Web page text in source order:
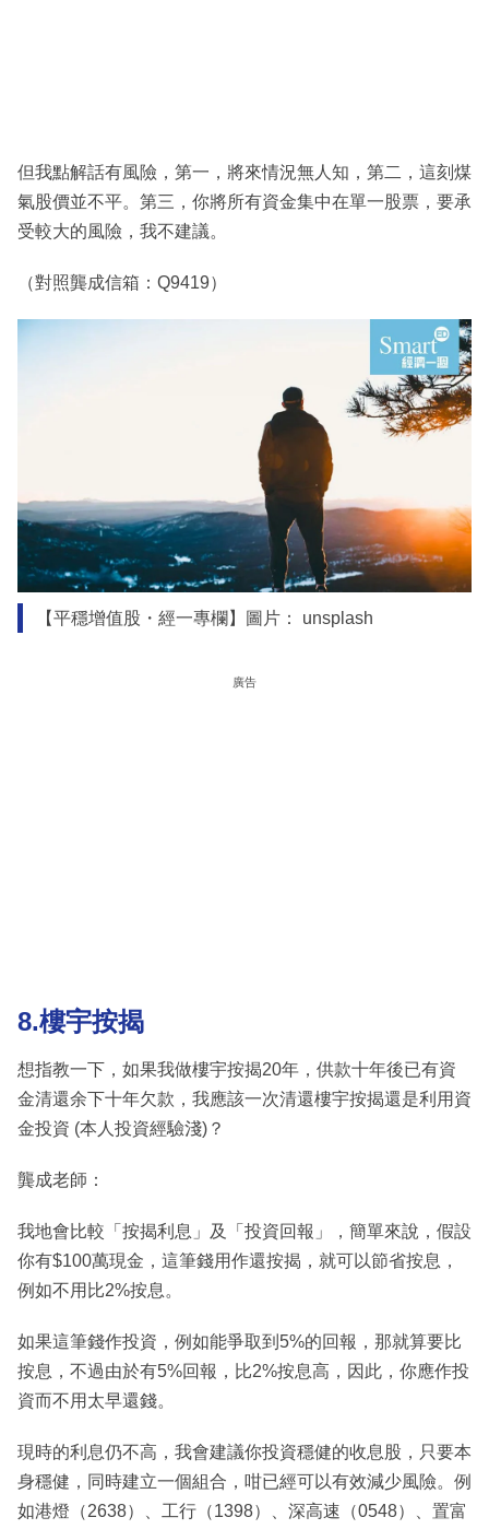
但我點解話有風險，第一，將來情況無人知，第二，這刻煤
氣股價並不平。第三，你將所有資金集中在單一股票，要承
受較大的風險，我不建議。
（對照龔成信箱：Q9419）
【平穩增值股・經一專欄】圖片： unsplash
廣告
8.樓宇按揭
想指教一下，如果我做樓宇按揭20年，供款十年後已有資
金清還余下十年欠款，我應該一次清還樓宇按揭還是利用資
金投資 (本人投資經驗淺)？
龔成老師：
我地會比較「按揭利息」及「投資回報」，簡單來說，假設
你有$100萬現金，這筆錢用作還按揭，就可以節省按息，
例如不用比2%按息。
如果這筆錢作投資，例如能爭取到5%的回報，那就算要比
按息，不過由於有5%回報，比2%按息高，因此，你應作投
資而不用太早還錢。
現時的利息仍不高，我會建議你投資穩健的收息股，只要本
身穩健，同時建立一個組合，咁已經可以有效減少風險。例
如港燈（2638）、工行（1398）、深高速（0548）、置富